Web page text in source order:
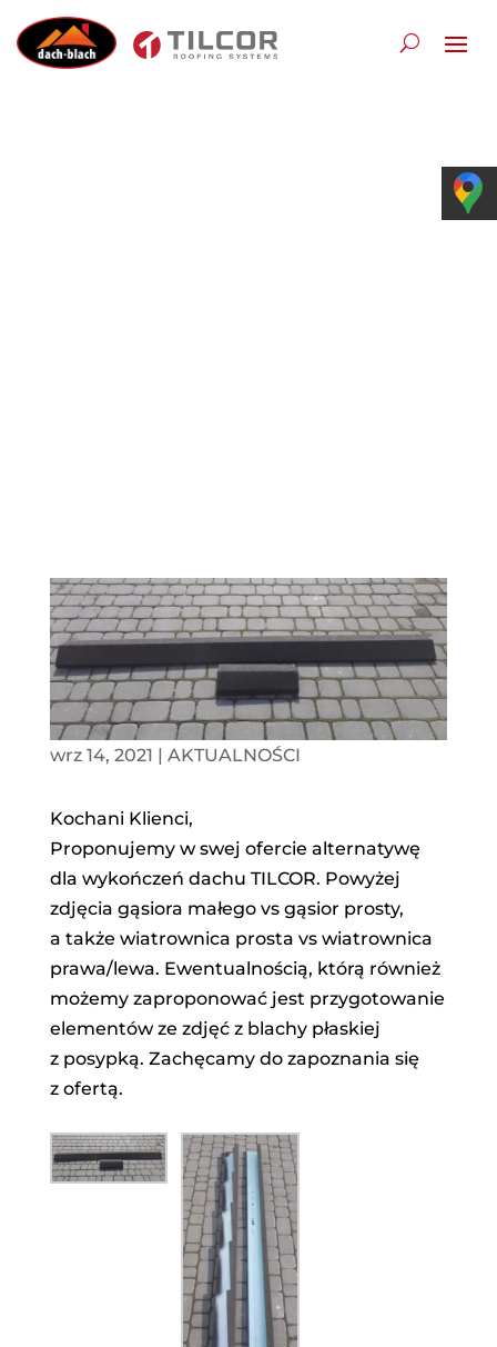
wrz 14, 2021 AKTUALNOŚCI
Kochani Klienci,
Proponujemy w swej ofercie alternatywę
dla wykończeń dachu TILCOR. Powyżej
zdjęcia gąsiora małego vs gąsior prosty,
a także wiatrownica prosta vs wiatrownica
prawa/lewa. Ewentualnością, którą również
możemy zaproponować jest przygotowanie
elementów ze zdjęć z blachy płaskiej
z posypką. Zachęcamy do zapoznania się
z ofertą.